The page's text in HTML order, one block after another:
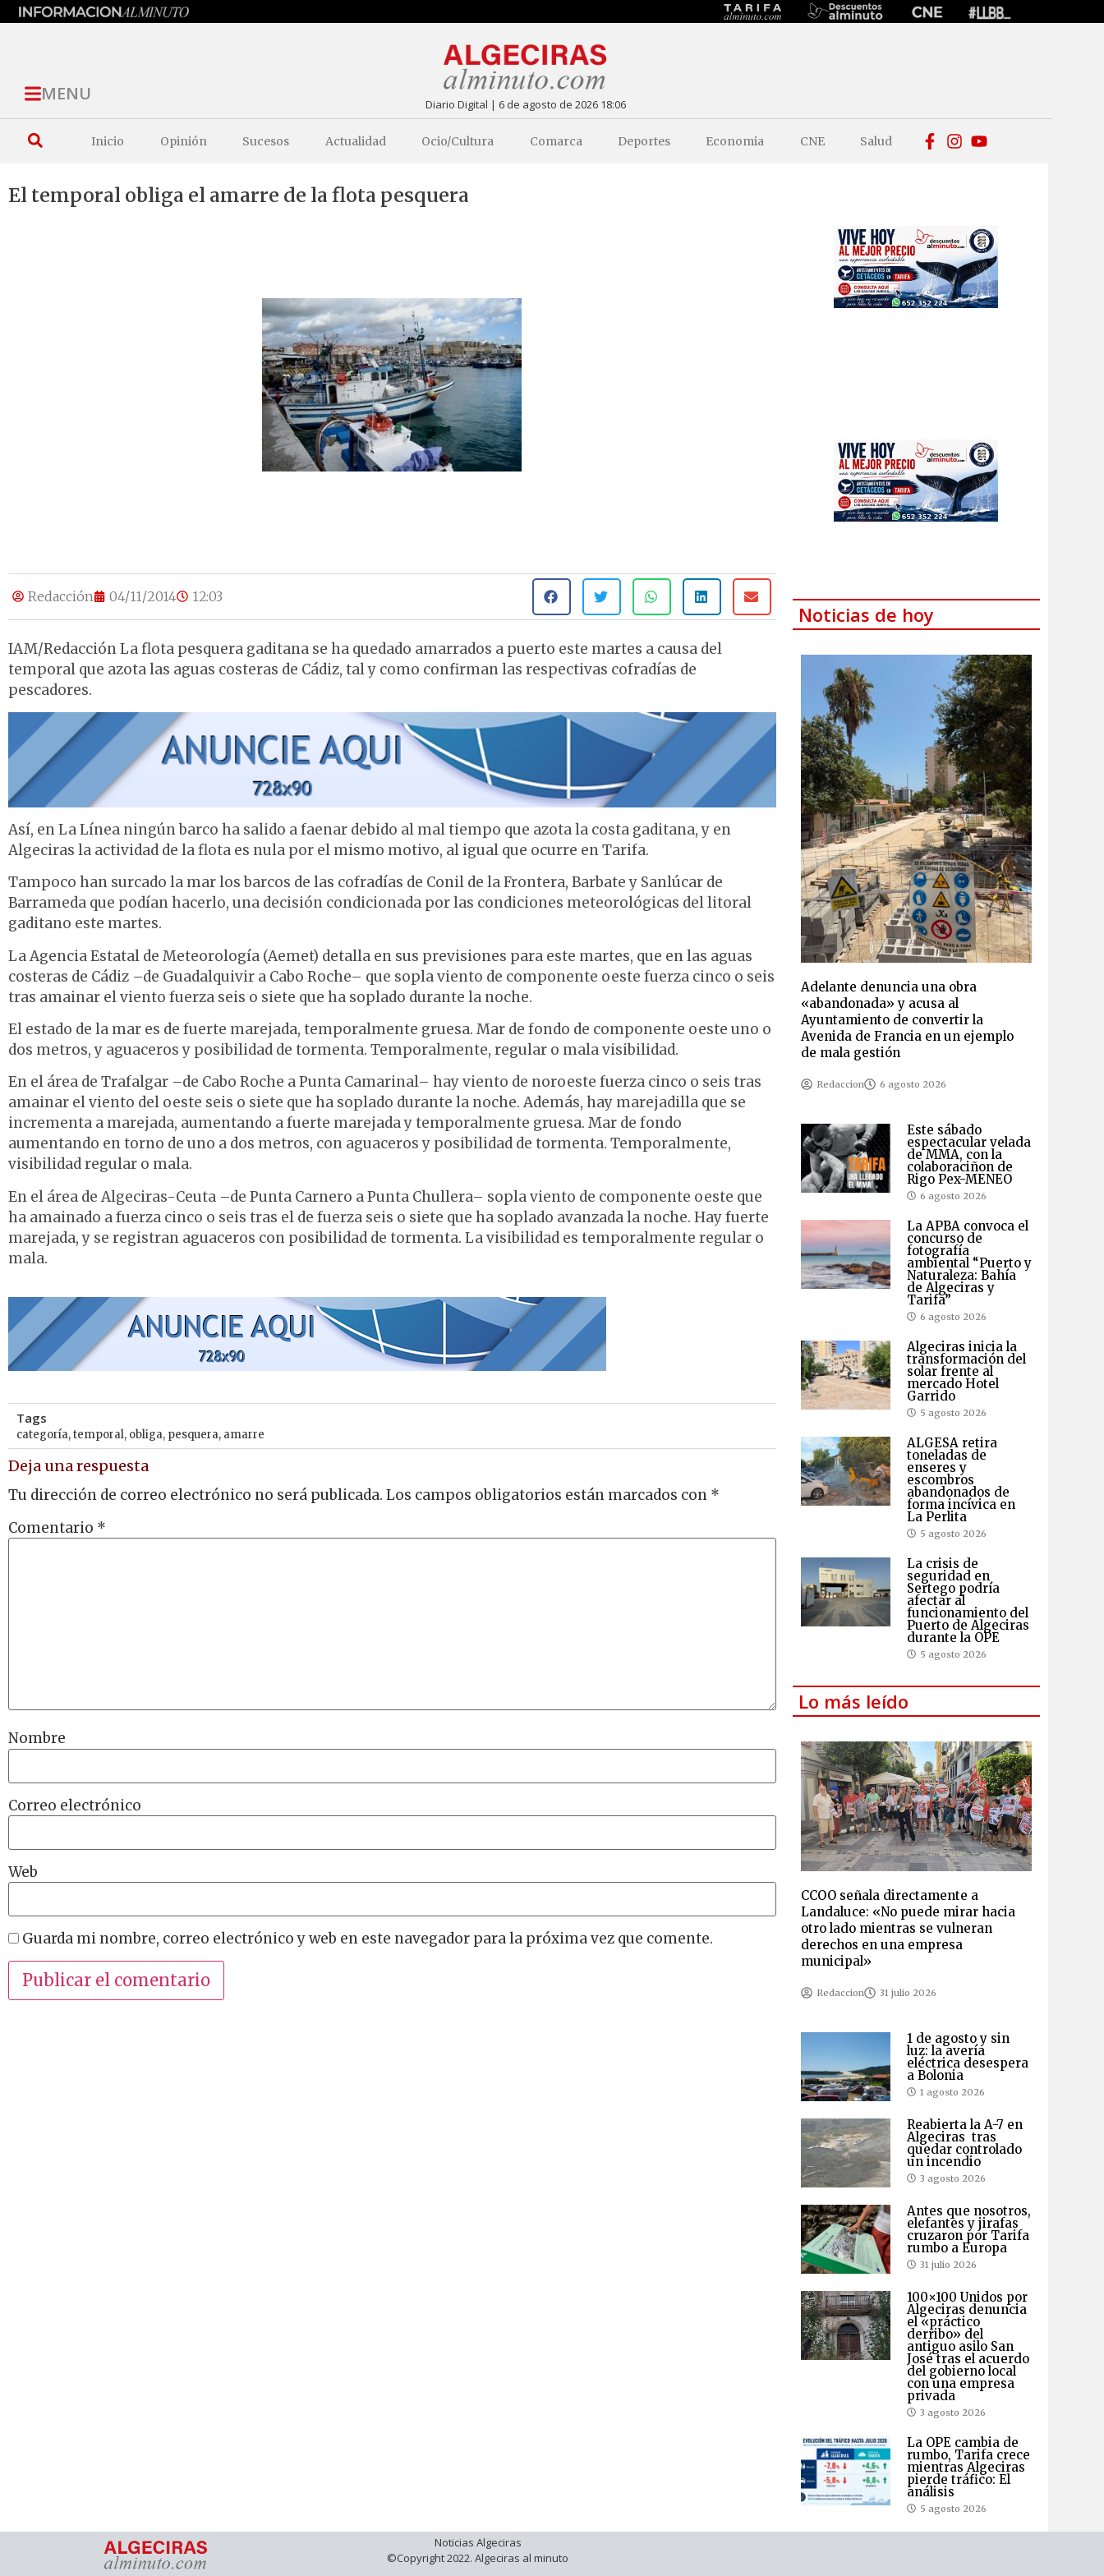
MENU Diario Digital | 6 de agosto de 2026 18:06
Inicio Opinión Sucesos Actualidad Ocio/Cultura Comarca Deportes Economia CNE Salud
El temporal obliga el amarre de la flota pesquera
Redacción 04/11/2014 12:03
IAM/Redacción La flota pesquera gaditana se ha quedado amarrados a puerto este martes a causa del
temporal que azota las aguas costeras de Cádiz, tal y como confirman las respectivas cofradías de
pescadores.
Así, en La Línea ningún barco ha salido a faenar debido al mal tiempo que azota la costa gaditana, y en
Algeciras la actividad de la flota es nula por el mismo motivo, al igual que ocurre en Tarifa.
Tampoco han surcado la mar los barcos de las cofradías de Conil de la Frontera, Barbate y Sanlúcar de
Barrameda que podían hacerlo, una decisión condicionada por las condiciones meteorológicas del litoral
gaditano este martes.
La Agencia Estatal de Meteorología (Aemet) detalla en sus previsiones para este martes, que en las aguas
costeras de Cádiz –de Guadalquivir a Cabo Roche– que sopla viento de componente oeste fuerza cinco o seis
tras amainar el viento fuerza seis o siete que ha soplado durante la noche.
El estado de la mar es de fuerte marejada, temporalmente gruesa. Mar de fondo de componente oeste uno o
dos metros, y aguaceros y posibilidad de tormenta. Temporalmente, regular o mala visibilidad.
En el área de Trafalgar –de Cabo Roche a Punta Camarinal– hay viento de noroeste fuerza cinco o seis tras
amainar el viento del oeste seis o siete que ha soplado durante la noche. Además, hay marejadilla que se
incrementa a marejada, aumentando a fuerte marejada y temporalmente gruesa. Mar de fondo
aumentando en torno de uno a dos metros, con aguaceros y posibilidad de tormenta. Temporalmente,
visibilidad regular o mala.
En el área de Algeciras-Ceuta –de Punta Carnero a Punta Chullera– sopla viento de componente oeste que
ha amainado a fuerza cinco o seis tras el de fuerza seis o siete que ha soplado avanzada la noche. Hay fuerte
marejada, y se registran aguaceros con posibilidad de tormenta. La visibilidad es temporalmente regular o
mala.
Tags
categoría,temporal, obliga, pesquera, amarre
Deja una respuesta
Tu dirección de correo electrónico no será publicada. Los campos obligatorios están marcados con *
Comentario *
Nombre
Correo electrónico
Web
Guarda mi nombre, correo electrónico y web en este navegador para la próxima vez que comente.
Noticias de hoy
Adelante denuncia una obra
«abandonada» y acusa al
Ayuntamiento de convertir la
Avenida de Francia en un ejemplo
de mala gestión
Redaccion 6 agosto 2026
Este sábado
espectacular velada
de MMA, con la
colaboraciñon de
Rigo Pex-MENEO
6 agosto 2026
La APBA convoca el
concurso de
fotografía
ambiental “Puerto y
Naturaleza: Bahía
de Algeciras y
Tarifa”
6 agosto 2026
Algeciras inicia la
transformación del
solar frente al
mercado Hotel
Garrido
5 agosto 2026
ALGESA retira
toneladas de
enseres y
escombros
abandonados de
forma incívica en
La Perlita
5 agosto 2026
La crisis de
seguridad en
Sertego podría
afectar al
funcionamiento del
Puerto de Algeciras
durante la OPE
5 agosto 2026
Lo más leído
CCOO señala directamente a
Landaluce: «No puede mirar hacia
otro lado mientras se vulneran
derechos en una empresa
municipal»
Redaccion 31 julio 2026
1 de agosto y sin
luz: la avería
eléctrica desespera
a Bolonia
1 agosto 2026
Reabierta la A-7 en
Algeciras tras
quedar controlado
un incendio
3 agosto 2026
Antes que nosotros,
elefantes y jirafas
cruzaron por Tarifa
rumbo a Europa
31 julio 2026
100×100 Unidos por
Algeciras denuncia
el «práctico
derribo» del
antiguo asilo San
José tras el acuerdo
del gobierno local
con una empresa
privada
3 agosto 2026
La OPE cambia de
rumbo, Tarifa crece
mientras Algeciras
pierde tráfico: El
análisis
5 agosto 2026
Noticias Algeciras
©Copyright 2022. Algeciras al minuto